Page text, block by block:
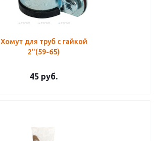
Хомут для труб с гайкой
2"(59-65)
45 руб.